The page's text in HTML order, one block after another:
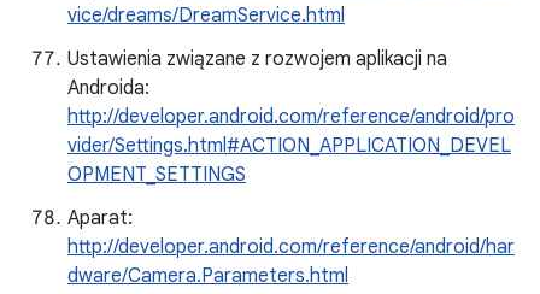
vice/dreams/DreamService.html
Ustawienia związane z rozwojem aplikacji na
Androida:
http://developer.android.com/reference/android/pro
vider/Settings.html#ACTION_APPLICATION_DEVEL
OPMENT_SETTINGS
Aparat:
http://developer.android.com/reference/android/har
dware/Camera.Parameters.html